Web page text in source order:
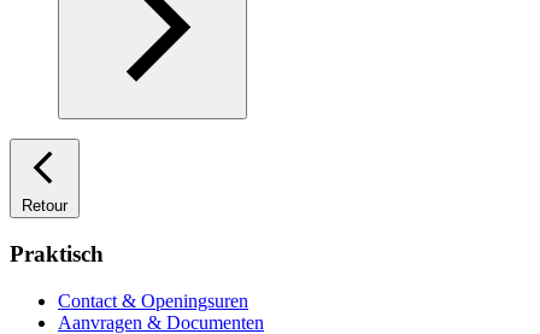
Retour
Praktisch
Contact & Openingsuren
Aanvragen & Documenten